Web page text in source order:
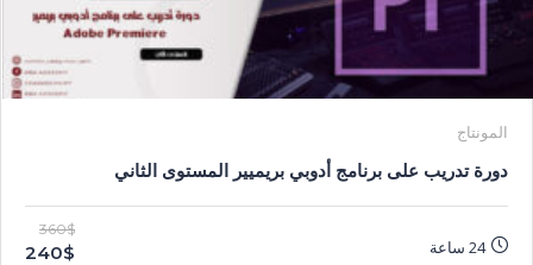
المونتاج
دورة تدريب على برنامج أدوبي بريميير المستوى الثاني
24 ساعة
360$
240$